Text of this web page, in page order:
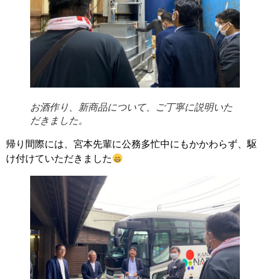
お酒作り、新商品について、ご丁寧に説明いた
だきました。
帰り間際には、宮本先輩に公務多忙中にもかかわらず、駆
け付けていただきました